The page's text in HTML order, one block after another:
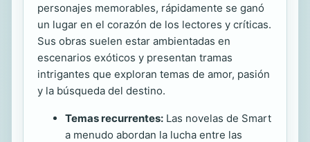
personajes memorables, rápidamente se ganó
un lugar en el corazón de los lectores y críticas.
Sus obras suelen estar ambientadas en
escenarios exóticos y presentan tramas
intrigantes que exploran temas de amor, pasión
y la búsqueda del destino.
Temas recurrentes: Las novelas de Smart
a menudo abordan la lucha entre las